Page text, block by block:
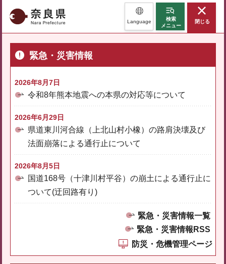
奈良県 Language
検索
メニュー
閉じる
緊急・災害情報
2026年8月7日
令和8年熊本地震への本県の対応等について
2026年6月29日
県道東川河合線（上北山村小橡）の路肩決壊及び
法面崩落による通行止について
2026年8月5日
国道168号（十津川村平谷）の崩土による通行止に
ついて(迂回路有り)
緊急・災害情報一覧
緊急・災害情報RSS
防災・危機管理ページ